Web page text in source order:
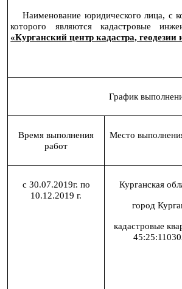
Наименование юридического лица, с
которого являются кадастровые
«Курганский центр кадастра, геодезии
График
Время выполнения
работ
Место
с 30.07.2019г. по
10.12.2019 г.
Курганская
город
кадастровые